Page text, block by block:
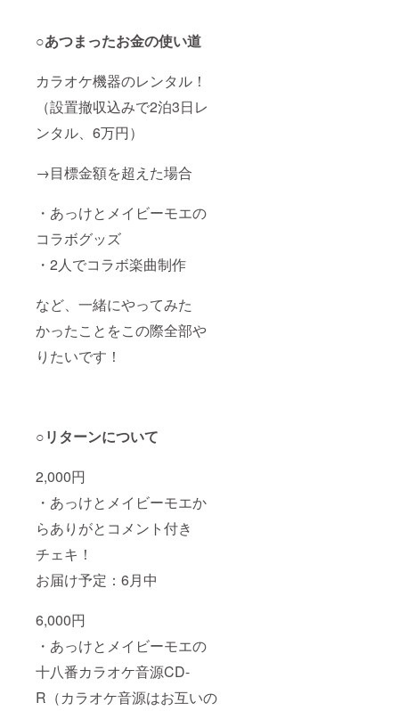
○あつまったお金の使い道
カラオケ機器のレンタル！
（設置撤収込みで2泊3日レ
ンタル、6万円）
→目標金額を超えた場合
・あっけとメイビーモエの
コラボグッズ
・2人でコラボ楽曲制作
など、一緒にやってみた
かったことをこの際全部や
りたいです！
○リターンについて
2,000円
・あっけとメイビーモエか
らありがとコメント付き
チェキ！
お届け予定：6月中
6,000円
・あっけとメイビーモエの
十八番カラオケ音源CD-
R（カラオケ音源はお互いの